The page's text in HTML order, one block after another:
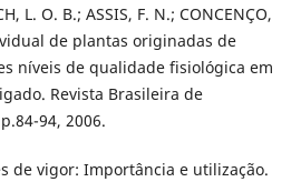
L. O. B.; ASSIS, F. N.; CONCENÇO,
de plantas originadas de
níveis de qualidade fisiológica em
Revista Brasileira de
94, 2006.
de vigor: Importância e utilização.